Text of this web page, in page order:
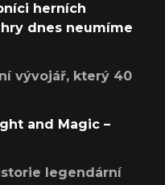
herních
dnes neumíme
vývojář, který 40
and Magic –
legendární